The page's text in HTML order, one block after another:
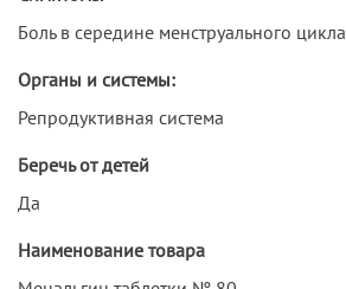
Боль в середине менструального цикла
Органы и системы:
Репродуктивная система
Беречь от детей
Да
Наименование товара